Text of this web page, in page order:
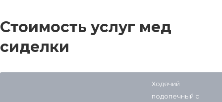
Стоимость услуг мед
сиделки
Ходячий
подопечный с